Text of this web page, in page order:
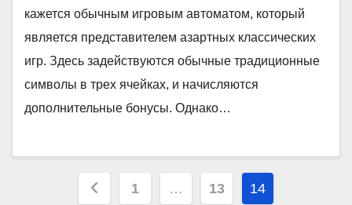
кажется обычным игровым автоматом, который
является представителем азартных классических
игр. Здесь задействуются обычные традиционные
символы в трех ячейках, и начисляются
дополнительные бонусы. Однако…
Пагинация
1 … 13 14